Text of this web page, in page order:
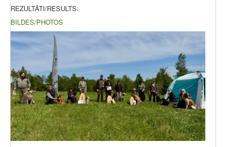
REZULTĀTI/RESULTS:
BILDES/PHOTOS